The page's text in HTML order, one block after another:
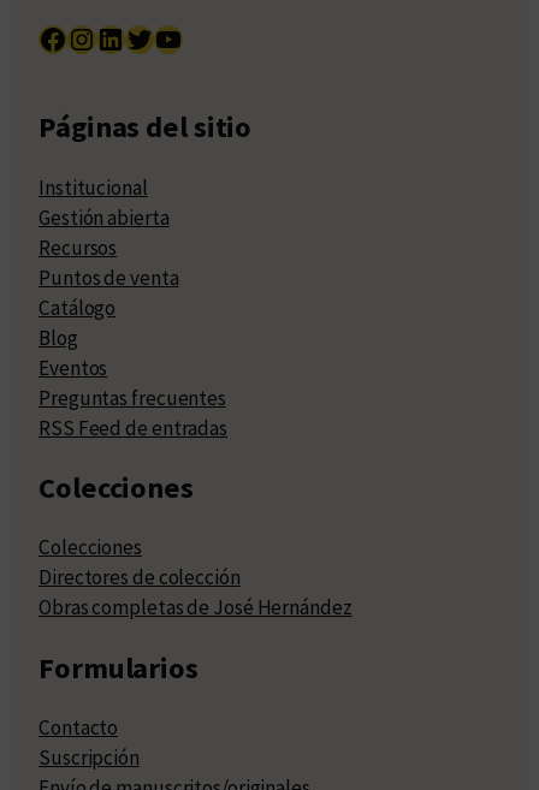
Facebook InstagramLinkedIn Twitter YouTube
Páginas del sitio
Institucional
Gestión abierta
Recursos
Puntos de venta
Catálogo
Blog
Eventos
Preguntas frecuentes
RSS Feed de entradas
Colecciones
Colecciones
Directores de colección
Obras completas de José Hernández
Formularios
Contacto
Suscripción